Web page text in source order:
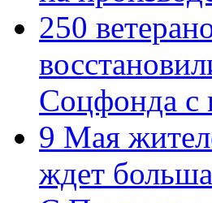
250
Соцфонда с
9 Мая
ждет